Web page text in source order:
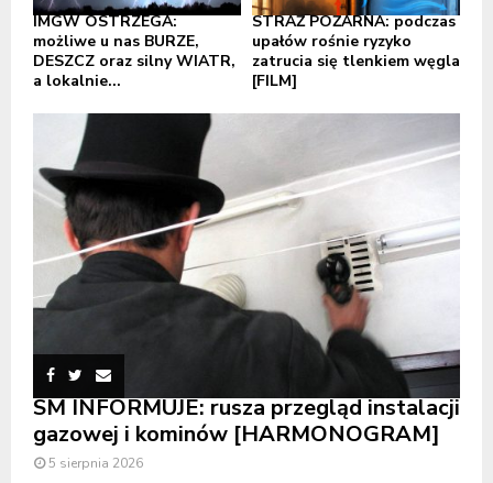
IMGW OSTRZEGA:
możliwe u nas BURZE,
DESZCZ oraz silny WIATR,
a lokalnie...
STRAŻ POŻARNA: podczas
upałów rośnie ryzyko
zatrucia się tlenkiem węgla
[FILM]
SM INFORMUJE: rusza przegląd instalacji
gazowej i kominów [HARMONOGRAM]
5 sierpnia 2026